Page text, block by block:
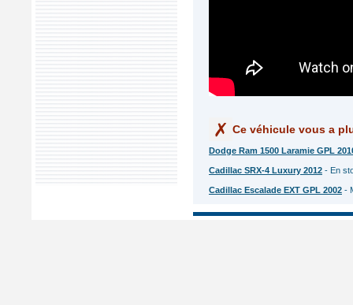
Ce véhicule vous a
Dodge Ram 1500 Laramie GPL
Cadillac SRX-4 Luxury 2012 - En
Cadillac Escalade EXT GPL 2002 -